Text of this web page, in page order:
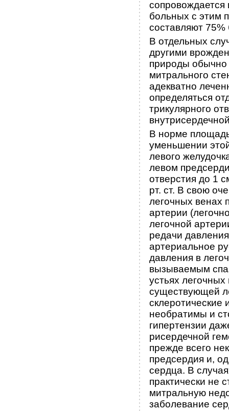
сопровождается
больных с этим
составляют
В отдельных
другими
природы обычно
митрального
адекватно
определяться
трикулярного
В норме
уменьшении
лево­го
левом
отверстия до 1
рт. ст. В свою
легочных венах
артерии
легочной
редачи
артериальное
давления в
вызываемым
устьях
существующей
склеротические
необратимы и
гипертензии
рисердечной
прежде всего
предсердия и,
сердца. В
практически не
митральную
заболевание